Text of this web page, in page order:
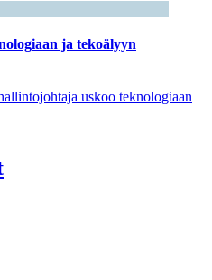
ja tekoälyyn
uskoo teknologiaan